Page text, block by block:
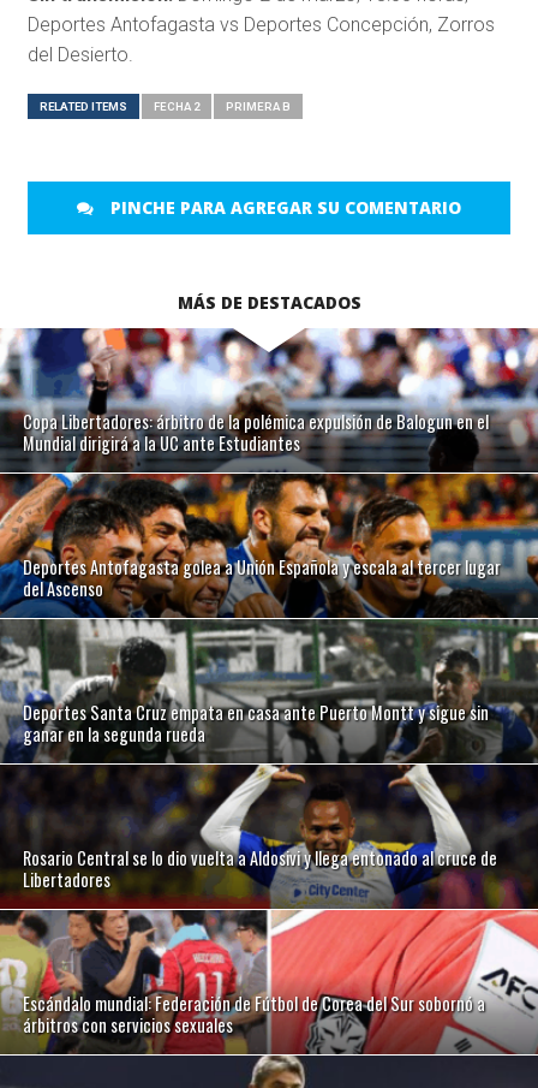
Deportes Antofagasta vs Deportes Concepción, Zorros
del Desierto.
RELATED ITEMS FECHA 2 PRIMERA B
PINCHE PARA AGREGAR SU COMENTARIO
MÁS DE DESTACADOS
Copa Libertadores: árbitro de la polémica expulsión de Balogun en el
Mundial dirigirá a la UC ante Estudiantes
Deportes Antofagasta golea a Unión Española y escala al tercer lugar
del Ascenso
Deportes Santa Cruz empata en casa ante Puerto Montt y sigue sin
ganar en la segunda rueda
Rosario Central se lo dio vuelta a Aldosivi y llega entonado al cruce de
Libertadores
Escándalo mundial: Federación de Fútbol de Corea del Sur sobornó a
árbitros con servicios sexuales